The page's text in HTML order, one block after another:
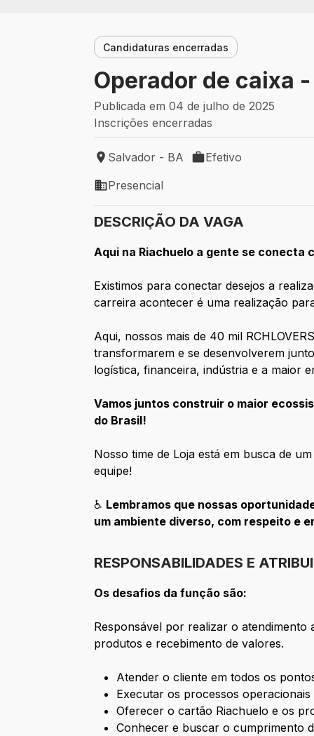
Candidaturas encerradas
Operador de caixa
Publicada em 04 de julho de 2025
Inscrições encerradas
Local de trabalho: Salvador - BA
Salvador - BA
Tipo de vaga: Efetivo
Efetivo
Modelo de trabalho: Presencial
Presencial
DESCRIÇÃO DA VAGA
Aqui na Riachuelo a gente se conecta
Existimos para conectar desejos a
carreira acontecer é uma realização
Aqui, nossos mais de 40 mil
transformarem e se desenvolverem
logística, financeira, indústria e a maior
Vamos juntos construir o maior
do Brasil!
Nosso time de Loja está em busca de
equipe!
♿ Lembramos que nossas
um ambiente diverso, com respeito e
RESPONSABILIDADES E
Os desafios da função são:
Responsável por realizar o
produtos e recebimento de valores.
Atender o cliente em todos os
Executar os processos operacionais
Oferecer o cartão Riachuelo e os
Conhecer e buscar o cumprimento